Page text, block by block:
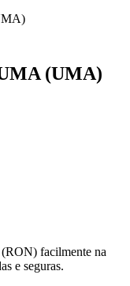
(UMA)
facilmente na
e seguras.